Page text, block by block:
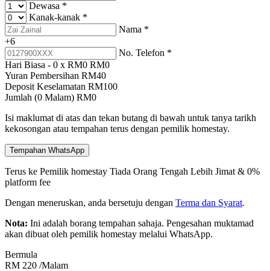
Dewasa *
Kanak-kanak *
Nama *
+6
No. Telefon *
Hari Biasa - 0 x RM0 RM0
Yuran Pembersihan RM40
Deposit Keselamatan RM100
Jumlah (0 Malam) RM0
Isi maklumat di atas dan tekan butang di bawah untuk tanya tarikh
kekosongan atau tempahan terus dengan pemilik homestay.
Tempahan WhatsApp
Terus ke Pemilik homestay Tiada Orang Tengah Lebih Jimat & 0%
platform fee
Dengan meneruskan, anda bersetuju dengan Terma dan Syarat.
Nota: Ini adalah borang tempahan sahaja. Pengesahan muktamad
akan dibuat oleh pemilik homestay melalui WhatsApp.
Bermula
RM 220 /Malam